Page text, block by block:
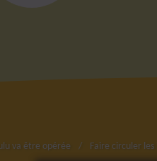
va être opérée Faire circuler les